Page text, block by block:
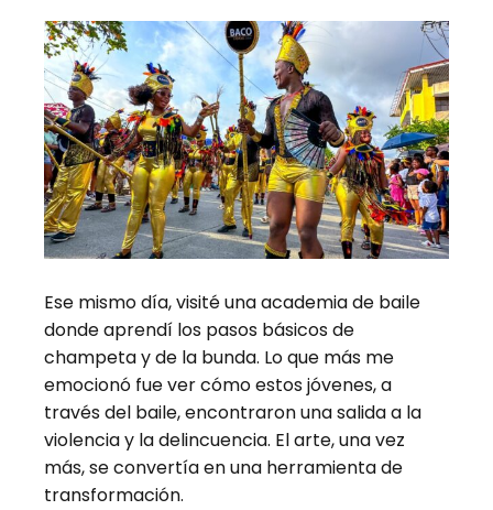
Ese mismo día, visité una academia de baile
donde aprendí los pasos básicos de
champeta y de la bunda. Lo que más me
emocionó fue ver cómo estos jóvenes, a
través del baile, encontraron una salida a la
violencia y la delincuencia. El arte, una vez
más, se convertía en una herramienta de
transformación.